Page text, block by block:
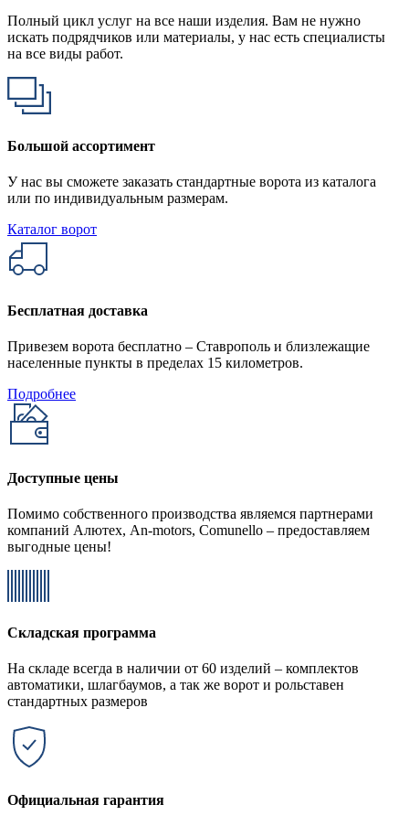
Полный цикл услуг на все наши изделия. Вам не нужно
искать подрядчиков или материалы, у нас есть специалисты
на все виды работ.
Большой ассортимент
У нас вы сможете заказать стандартные ворота из каталога
или по индивидуальным размерам.
Каталог ворот
Бесплатная доставка
Привезем ворота бесплатно – Ставрополь и близлежащие
населенные пункты в пределах 15 километров.
Подробнее
Доступные цены
Помимо собственного производства являемся партнерами
компаний Алютех, An-motors, Comunello – предоставляем
выгодные цены!
Складская программа
На складе всегда в наличии от 60 изделий – комплектов
автоматики, шлагбаумов, а так же ворот и рольставен
стандартных размеров
Официальная гарантия